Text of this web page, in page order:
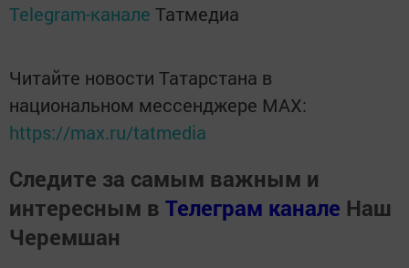
Telegram-канале Татмедиа
Читайте новости Татарстана в
национальном мессенджере MАХ:
https://max.ru/tatmedia
Следите за самым важным и
интересным в Телеграм канале Наш
Черемшан